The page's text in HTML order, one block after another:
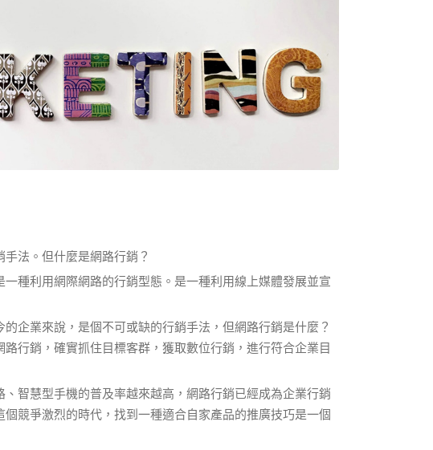
法。但什麼是網路行銷？
種利用網際網路的行銷型態。是一種利用線上媒體發展並宣
企業來說，是個不可或缺的行銷手法，但網路行銷是什麼？
行銷，確實抓住目標客群，獲取數位行銷，進行符合企業目
智慧型手機的普及率越來越高，網路行銷已經成為企業行銷
競爭激烈的時代，找到一種適合自家產品的推廣技巧是一個